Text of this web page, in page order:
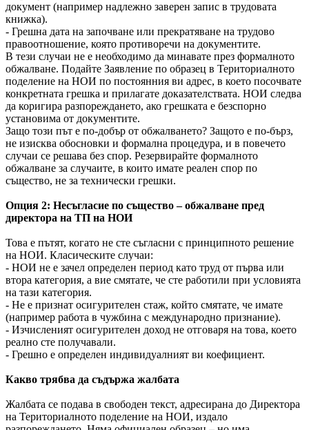
документ (например надлежно заверен запис в трудовата
книжка).
- Грешна дата на започване или прекратяване на трудово
правоотношение, която противоречи на документите.
В тези случаи не е необходимо да минавате през формалното
обжалване. Подайте Заявление по образец в Териториалното
поделение на НОИ по постоянния ви адрес, в което посочвате
конкретната грешка и прилагате доказателствата. НОИ следва
да коригира разпореждането, ако грешката е безспорно
установима от документите.
Защо този път е по-добър от обжалването? Защото е по-бърз,
не изисква обосновки и формална процедура, и в повечето
случаи се решава без спор. Резервирайте формалното
обжалване за случаите, в които имате реален спор по
същество, не за технически грешки.
Опция 2: Несъгласие по същество – обжалване пред
директора на ТП на НОИ
Това е пътят, когато не сте съгласни с принципното решение
на НОИ. Класическите случаи:
- НОИ не е зачел определен период като труд от първа или
втора категория, а вие смятате, че сте работили при условията
на тази категория.
- Не е признат осигурителен стаж, който смятате, че имате
(например работа в чужбина с международно признание).
- Изчисленият осигурителен доход не отговаря на това, което
реално сте получавали.
- Грешно е определен индивидуалният ви коефициент.
Какво трябва да съдържа жалбата
Жалбата се подава в свободен текст, адресирана до Директора
на Териториалното поделение на НОИ, издало